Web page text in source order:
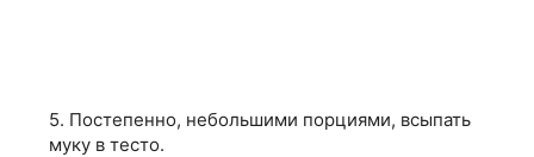
5. Постепенно, небольшими порциями, всыпать
муку в тесто.